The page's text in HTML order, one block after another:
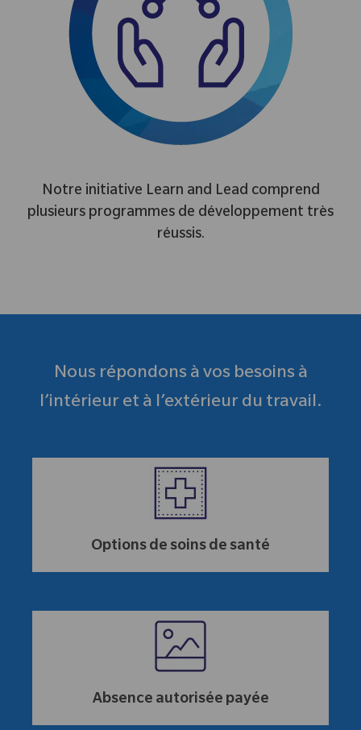
Notre initiative Learn and Lead comprend
plusieurs programmes de développement très
réussis.
Nous répondons à vos besoins à
l’intérieur et à l’extérieur du travail.
Options de soins de santé
Absence autorisée payée